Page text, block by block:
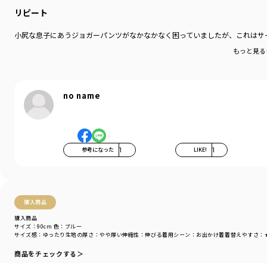
リピート
小尻な息子にあうジョガーパンツがなかなかなく困っていましたが、これは
もっと見
no name
参考になった 1 LIKE! 1
購入商品
購入商品
サイズ感 ：ゆったり 生地の厚さ ：やや厚い伸縮性 ：伸びる着用シーン ：お出かけ着着替えやすさ
サイズ：90cm 色：ブルー
商品をチェックする＞